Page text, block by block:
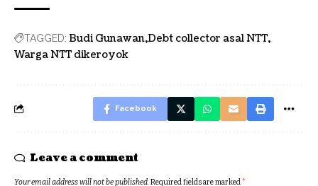
TAGGED: Budi Gunawan Debt collector asal NTT
Warga NTT dikeroyok
Facebook
Leave a comment
Your email address will not be published.Required fields are marked*